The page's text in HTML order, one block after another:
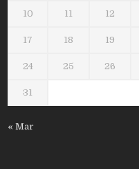
10 11 12
17 18 19
24 25 26
31
« Mar